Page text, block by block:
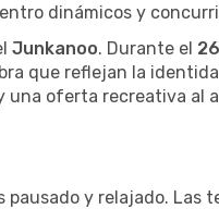
dinámicos y
Junkanoo. Durante el
que reflejan la
oferta recreativa al
y relajado. Las